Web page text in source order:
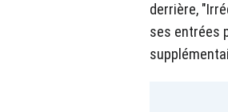
derrière,
ses entrées